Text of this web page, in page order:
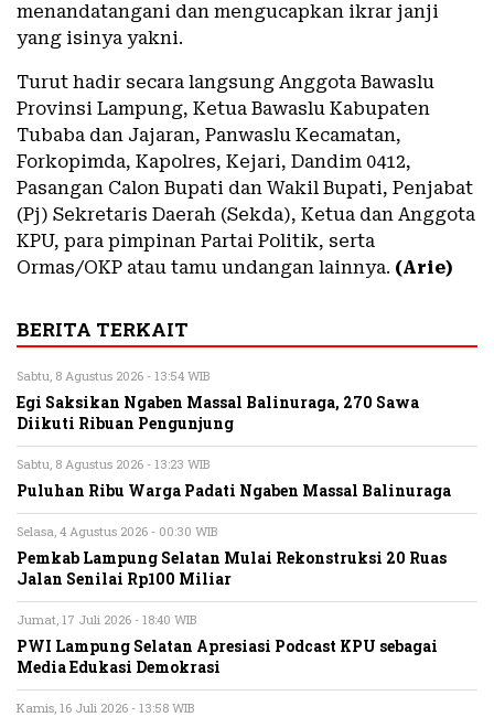
menandatangani dan mengucapkan ikrar janji
yang isinya yakni.
Turut hadir secara langsung Anggota Bawaslu
Provinsi Lampung, Ketua Bawaslu Kabupaten
Tubaba dan Jajaran, Panwaslu Kecamatan,
Forkopimda, Kapolres, Kejari, Dandim 0412,
Pasangan Calon Bupati dan Wakil Bupati, Penjabat
(Pj) Sekretaris Daerah (Sekda), Ketua dan Anggota
KPU, para pimpinan Partai Politik, serta
Ormas/OKP atau tamu undangan lainnya. (Arie)
BERITA TERKAIT
Sabtu, 8 Agustus 2026 - 13:54 WIB
Egi Saksikan Ngaben Massal Balinuraga, 270 Sawa
Diikuti Ribuan Pengunjung
Sabtu, 8 Agustus 2026 - 13:23 WIB
Puluhan Ribu Warga Padati Ngaben Massal Balinuraga
Selasa, 4 Agustus 2026 - 00:30 WIB
Pemkab Lampung Selatan Mulai Rekonstruksi 20 Ruas
Jalan Senilai Rp100 Miliar
Jumat, 17 Juli 2026 - 18:40 WIB
PWI Lampung Selatan Apresiasi Podcast KPU sebagai
Media Edukasi Demokrasi
Kamis, 16 Juli 2026 - 13:58 WIB